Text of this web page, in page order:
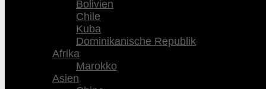
Bolivien
Chile
Kuba
Dominikanische Republik
Afrika
Marokko
Asien